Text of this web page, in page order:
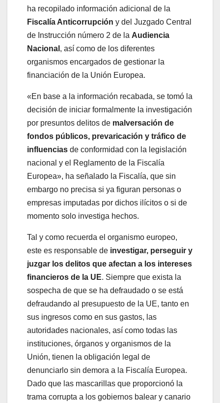
ha recopilado información adicional de la
Fiscalía Anticorrupción y del Juzgado Central
de Instrucción número 2 de la Audiencia
Nacional , así como de los diferentes
organismos encargados de gestionar la
financiación de la Unión Europea.
«En base a la información recabada, se tomó la
decisión de iniciar formalmente la investigación
por presuntos delitos de malversación de
fondos públicos, prevaricación y tráfico de
influencias de conformidad con la legislación
nacional y el Reglamento de la Fiscalía
Europea», ha señalado la Fiscalía, que sin
embargo no precisa si ya figuran personas o
empresas imputadas por dichos ilícitos o si de
momento solo investiga hechos.
Tal y como recuerda el organismo europeo,
este es responsable de investigar, perseguir y
juzgar los delitos que afectan a los intereses
financieros de la UE. Siempre que exista la
sospecha de que se ha defraudado o se está
defraudando al presupuesto de la UE, tanto en
sus ingresos como en sus gastos, las
autoridades nacionales, así como todas las
instituciones, órganos y organismos de la
Unión, tienen la obligación legal de
denunciarlo sin demora a la Fiscalía Europea.
Dado que las mascarillas que proporcionó la
trama corrupta a los gobiernos balear y canario